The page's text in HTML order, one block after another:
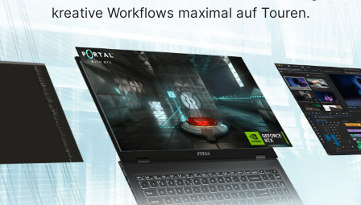
kreative Workflows maximal auf Touren.